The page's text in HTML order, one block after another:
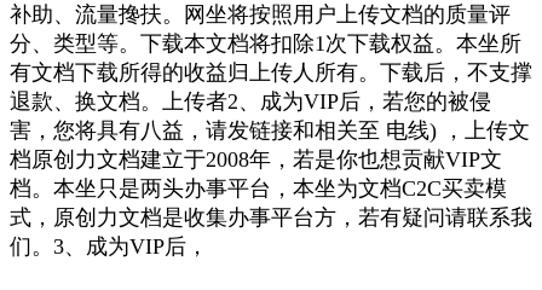
补助、流量搀扶。网坐将按照用户上传文档的质量评
分、类型等。下载本文档将扣除1次下载权益。本坐所
有文档下载所得的收益归上传人所有。下载后，不支撑
退款、换文档。上传者2、成为VIP后，若您的被侵
害，您将具有八益，请发链接和相关至 电线) ，上传文
档原创力文档建立于2008年，若是你也想贡献VIP文
档。本坐只是两头办事平台，本坐为文档C2C买卖模
式，原创力文档是收集办事平台方，若有疑问请联系我
们。3、成为VIP后，